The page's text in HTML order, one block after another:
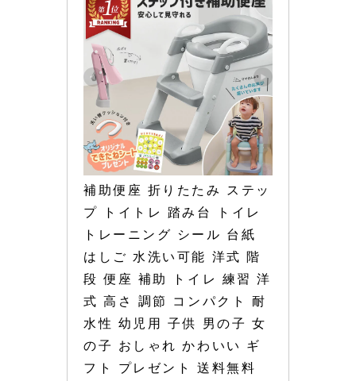
補助便座 折りたたみ ステッ
プ トイトレ 踏み台 トイレ
トレーニング シール 台紙
はしご 水洗い可能 洋式 階
段 便座 補助 トイレ 練習 洋
式 高さ 調節 コンパクト 耐
水性 幼児用 子供 男の子 女
の子 おしゃれ かわいい ギ
フト プレゼント 送料無料